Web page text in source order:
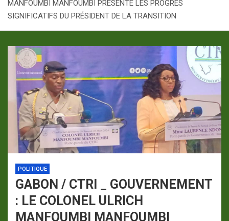
MANFOUMBI MANFOUMBI PRESENTE LES PROGRÈS
SIGNIFICATIFS DU PRÉSIDENT DE LA TRANSITION
POLITIQUE
GABON / CTRI _ GOUVERNEMENT
: LE COLONEL ULRICH
MANFOUMBI MANFOUMBI
p